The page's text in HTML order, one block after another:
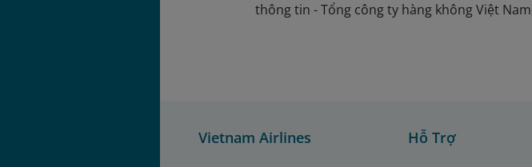
thông tin - Tổng công ty hàng không Việt
Vietnam Airlines Hỗ Trợ